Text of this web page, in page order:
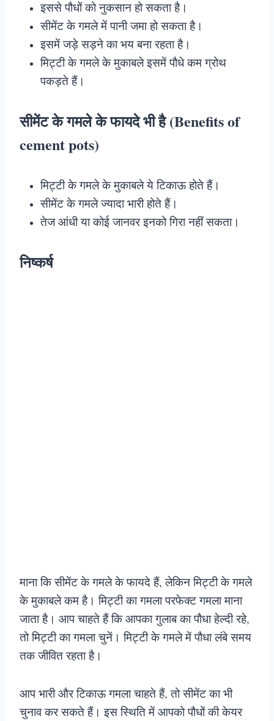
इससे पौधों को नुकसान हो सकता है।
सीमेंट के गमले में पानी जमा हो सकता है।
इसमें जड़े सड़ने का भय बना रहता है।
मिट्टी के गमले के मुकाबले इसमें पौधे कम ग्रोथ
पकड़ते हैं।
सीमेंट के गमले के फायदे भी है (Benefits of
cement pots)
मिट्टी के गमले के मुकाबले ये टिकाऊ होते हैं।
सीमेंट के गमले ज्यादा भारी होते हैं।
तेज आंधी या कोई जानवर इनको गिरा नहीं सकता।
निष्कर्ष
माना कि सीमेंट के गमले के फायदे हैं, लेकिन मिट्टी के गमले
के मुकाबले कम है। मिट्टी का गमला परफेक्ट गमला माना
जाता है। आप चाहते हैं कि आपका गुलाब का पौधा हेल्दी रहे,
तो मिट्टी का गमला चुनें। मिट्टी के गमले में पौधा लंबे समय
तक जीवित रहता है।
आप भारी और टिकाऊ गमला चाहते हैं, तो सीमेंट का भी
चुनाव कर सकते हैं। इस स्थिति में आपको पौधों की केयर